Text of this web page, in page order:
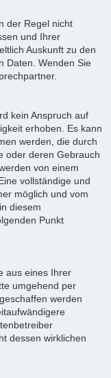
der Regel nicht
und Ihrer
Auskunft zu den
Daten. Wenden Sie
kein Anspruch auf
erhoben. Es kann
werden, die durch
oder deren Gebrauch
von einem
vollständige und
möglich und vom
diesem
Punkt
aus eines Ihrer
umgehend per
werden
dessen wirklichen